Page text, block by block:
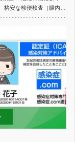
格安な検便検査（腸内…